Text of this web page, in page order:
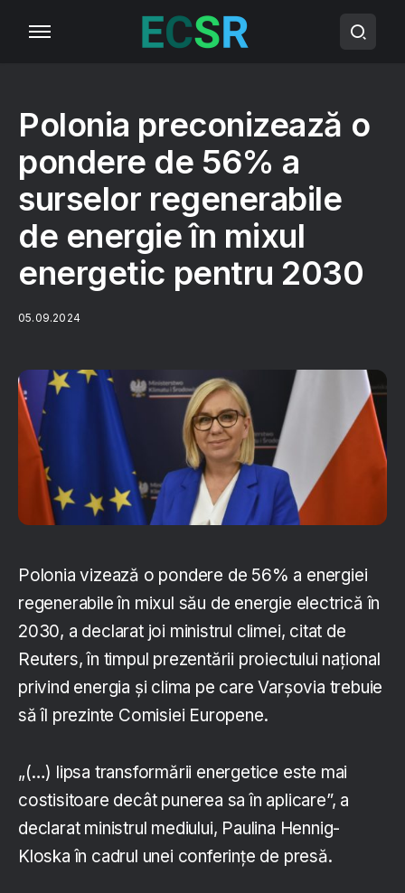
Polonia preconizează o
pondere de 56% a
surselor regenerabile
de energie în mixul
energetic pentru 2030
05.09.2024
Polonia vizează o pondere de 56% a energiei
regenerabile în mixul său de energie electrică în
2030, a declarat joi ministrul climei, citat de
Reuters, în timpul prezentării proiectului național
privind energia și clima pe care Varșovia trebuie
să îl prezinte Comisiei Europene.
„(…) lipsa transformării energetice este mai
costisitoare decât punerea sa în aplicare”, a
declarat ministrul mediului, Paulina Hennig-
Kloska în cadrul unei conferințe de presă.